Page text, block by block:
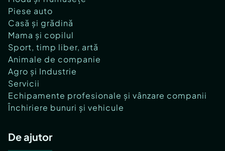
Piese auto
Casă și grădină
Mama și copilul
Sport, timp liber, artă
Animale de companie
Agro și Industrie
Servicii
Echipamente profesionale și vânzare companii
Închiriere bunuri și vehicule
De ajutor